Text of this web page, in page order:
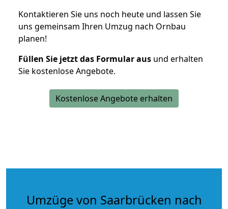
Kontaktieren Sie uns noch heute und lassen Sie
uns gemeinsam Ihren Umzug nach Ornbau
planen!
Füllen Sie jetzt das Formular aus und erhalten
Sie kostenlose Angebote.
Kostenlose Angebote erhalten
Umzüge von Saarbrücken nach